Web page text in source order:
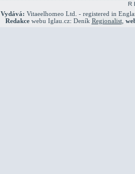
R
Vydává: Vitaeelhomeo Ltd. - registered in
Redakcewebu Iglau.cz: Deník Regionalist,